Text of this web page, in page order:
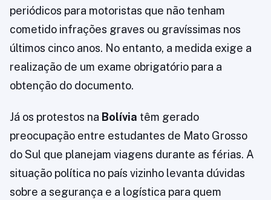
periódicos para motoristas que não tenham
cometido infrações graves ou gravíssimas nos
últimos cinco anos. No entanto, a medida exige a
realização de um exame obrigatório para a
obtenção do documento.
Já os protestos na Bolívia têm gerado
preocupação entre estudantes de Mato Grosso
do Sul que planejam viagens durante as férias. A
situação política no país vizinho levanta dúvidas
sobre a segurança e a logística para quem